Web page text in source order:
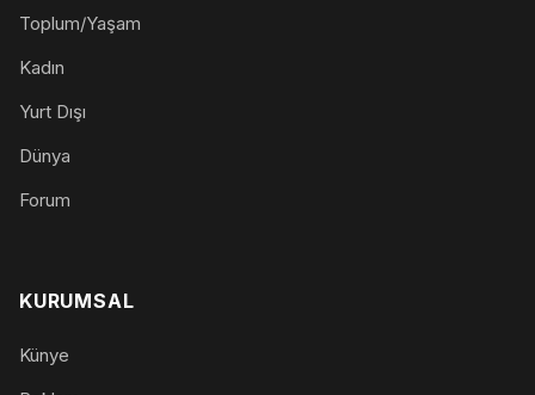
Toplum/Yaşam
Kadın
Yurt Dışı
Dünya
Forum
KURUMSAL
Künye